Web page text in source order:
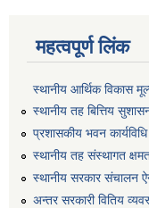
महत्वपूर्ण लिंक
स्थानीय आर्थिक विकास
स्थानीय तह बित्तिय
प्रशासकीय भवन
स्थानीय तह संस्थागत
स्थानीय सरकार संचालन
अन्तर सरकारी वितिय